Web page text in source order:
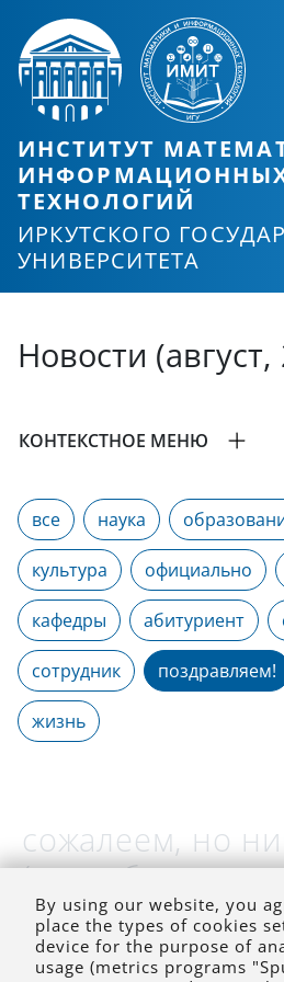
ИНСТИТУТ
ТЕХНОЛОГИЙ
ИРКУТСКОГО
УНИВЕРСИТЕТА
Новости
КОНТЕКСТНОЕ МЕНЮ
все наука
культура официально
кафедры абитуриент
сотрудник поздравляем!
жизнь
сожалеем, но
(на выбранное
By using our website, you
place the types of cookies
device for the purpose of
usage (metrics programs